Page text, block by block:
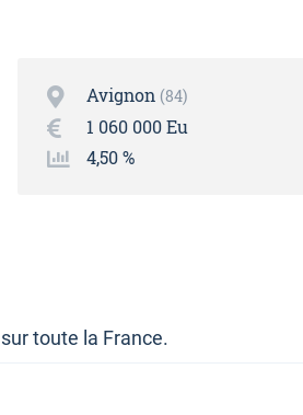
Avignon 84
1 060 000 Eu
4,50 %
toute la France.